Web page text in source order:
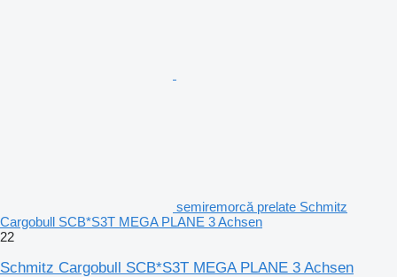
semiremorcă prelate Schmitz
Cargobull SCB*S3T MEGA PLANE 3 Achsen
22
Schmitz Cargobull SCB*S3T MEGA PLANE 3 Achsen